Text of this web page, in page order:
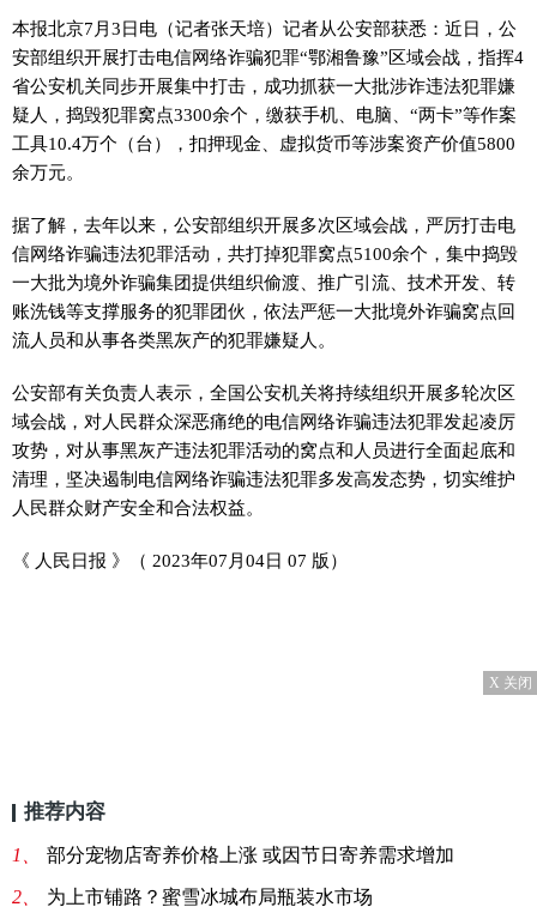
本报北京7月3日电（记者张天培）记者从公安部获悉：近日，公
安部组织开展打击电信网络诈骗犯罪“鄂湘鲁豫”区域会战，指挥4
省公安机关同步开展集中打击，成功抓获一大批涉诈违法犯罪嫌
疑人，捣毁犯罪窝点3300余个，缴获手机、电脑、“两卡”等作案
工具10.4万个（台），扣押现金、虚拟货币等涉案资产价值5800
余万元。
据了解，去年以来，公安部组织开展多次区域会战，严厉打击电
信网络诈骗违法犯罪活动，共打掉犯罪窝点5100余个，集中捣毁
一大批为境外诈骗集团提供组织偷渡、推广引流、技术开发、转
账洗钱等支撑服务的犯罪团伙，依法严惩一大批境外诈骗窝点回
流人员和从事各类黑灰产的犯罪嫌疑人。
公安部有关负责人表示，全国公安机关将持续组织开展多轮次区
域会战，对人民群众深恶痛绝的电信网络诈骗违法犯罪发起凌厉
攻势，对从事黑灰产违法犯罪活动的窝点和人员进行全面起底和
清理，坚决遏制电信网络诈骗违法犯罪多发高发态势，切实维护
人民群众财产安全和合法权益。
《 人民日报 》（ 2023年07月04日 07 版）
X 关闭
推荐内容
1、 部分宠物店寄养价格上涨 或因节日寄养需求增加
2、 为上市铺路？蜜雪冰城布局瓶装水市场